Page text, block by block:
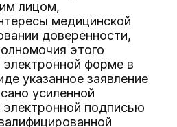
лицом,
медицинской
доверенности,
этого
электронной форме в
указанное заявление
усиленной
подписью